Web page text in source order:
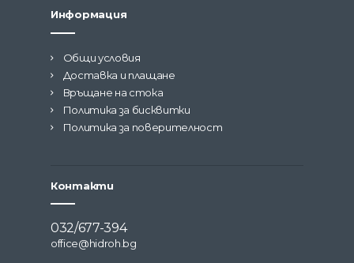
Информация
Общи условия
Доставка и плащане
Връщане на стока
Политика за бисквитки
Политика за поверителност
Контакти
032/677-394
office@hidroh.bg